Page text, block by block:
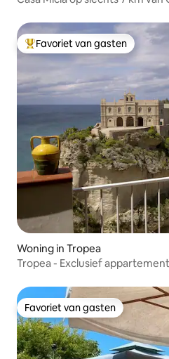
Topfavoriet van gasten
Favoriet van gasten
Woning in Tropea
Tropea - Exclusief
Favoriet van gasten
Favoriet van gasten